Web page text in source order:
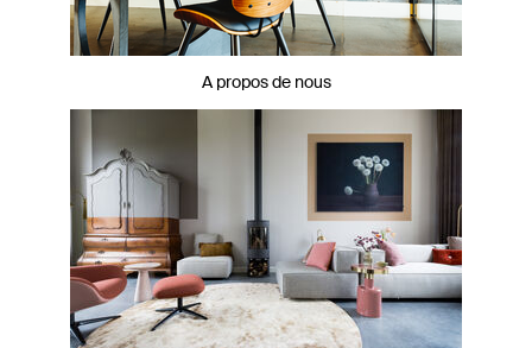
A propos de nous